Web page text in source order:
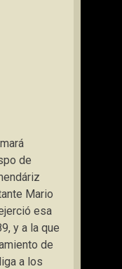
de
Mario
esa
y a la que
de
a los